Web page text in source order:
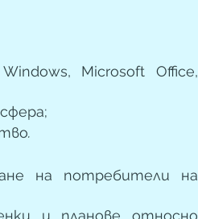
Microsoft Office,
.
на потребители на
и планове относно